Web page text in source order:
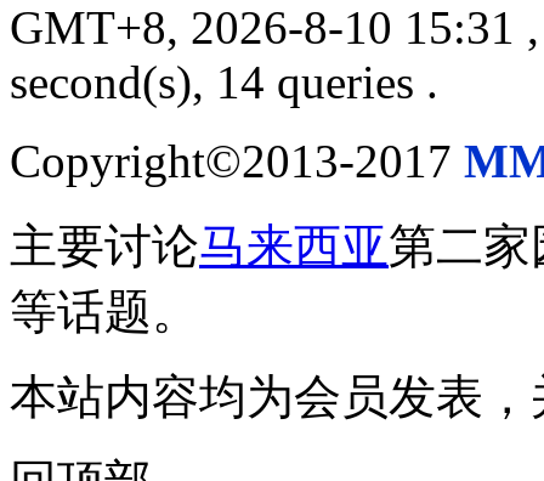
GMT+8, 2026-8-10 15:31
second(s), 14 queries .
Copyright©2013-2017
主要讨论马来西亚第二
等话题。
本站内容均为会员发表